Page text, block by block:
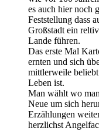
es auch hier noch
Feststellung dass
Großstadt ein
Lande führen.
Das erste Mal
ernten und sich
mittlerweile
Leben ist.
Man wählt wo
Neue um sich
Erzählungen
herzlichst